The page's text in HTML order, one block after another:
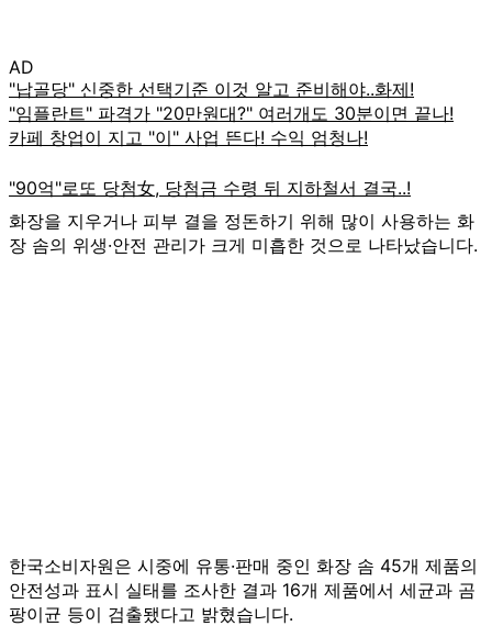
AD
화장을 지우거나 피부 결을 정돈하기 위해 많이 사용하는 화
장 솜의 위생·안전 관리가 크게 미흡한 것으로 나타났습니다.
한국소비자원은 시중에 유통·판매 중인 화장 솜 45개 제품의
안전성과 표시 실태를 조사한 결과 16개 제품에서 세균과 곰
팡이균 등이 검출됐다고 밝혔습니다.